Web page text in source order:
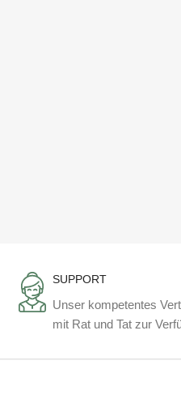
SUPPORT
Unser kompetentes
mit Rat und Tat zur